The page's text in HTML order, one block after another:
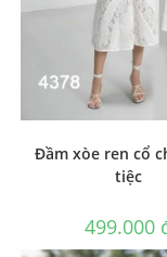
Đầm xòe ren cổ
tiệc
499.000